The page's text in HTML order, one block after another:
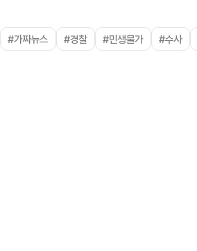
#가짜뉴스 #경찰 #민생물가 #수사